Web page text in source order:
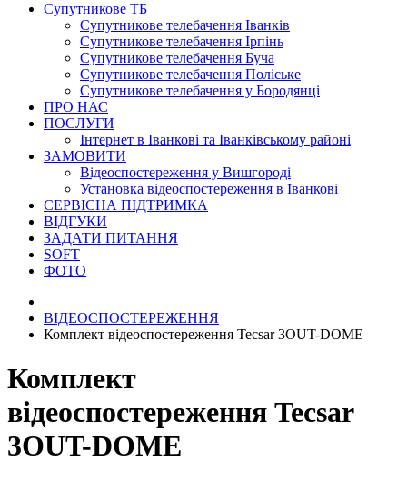
Супутникове ТБ
Супутникове телебачення Іванків
Супутникове телебачення Ірпінь
Супутникове телебачення Буча
Супутникове телебачення Поліське
Супутникове телебачення у Бородянці
ПРО НАС
ПОСЛУГИ
Інтернет в Іванкові та Іванківському районі
ЗАМОВИТИ
Відеоспостереження у Вишгороді
Установка відеоспостереження в Іванкові
СЕРВІСНА ПІДТРИМКА
ВІДГУКИ
ЗАДАТИ ПИТАННЯ
SOFT
ФОТО
ВІДЕОСПОСТЕРЕЖЕННЯ
Комплект відеоспостереження Tecsar 3OUT-DOME
Комплект
відеоспостереження Tecsar
3OUT-DOME